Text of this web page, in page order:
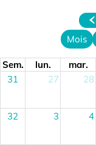
Mois
Sem. lun. mar.
31
27 28
32 3 4